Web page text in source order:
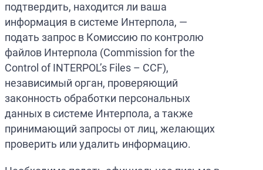
подтвердить, находится ли ваша
информация в системе Интерпола, —
подать запрос в Комиссию по контролю
файлов Интерпола (Commission for the
Control of INTERPOL’s Files – CCF),
независимый орган, проверяющий
законность обработки персональных
данных в системе Интерпола, а также
принимающий запросы от лиц, желающих
проверить или удалить информацию.